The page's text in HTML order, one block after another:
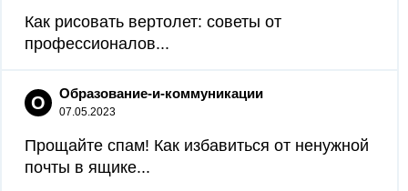
Как рисовать вертолет: советы от
профессионалов...
О Образование-и-коммуникации
07.05.2023
Прощайте спам! Как избавиться от ненужной
почты в ящике...